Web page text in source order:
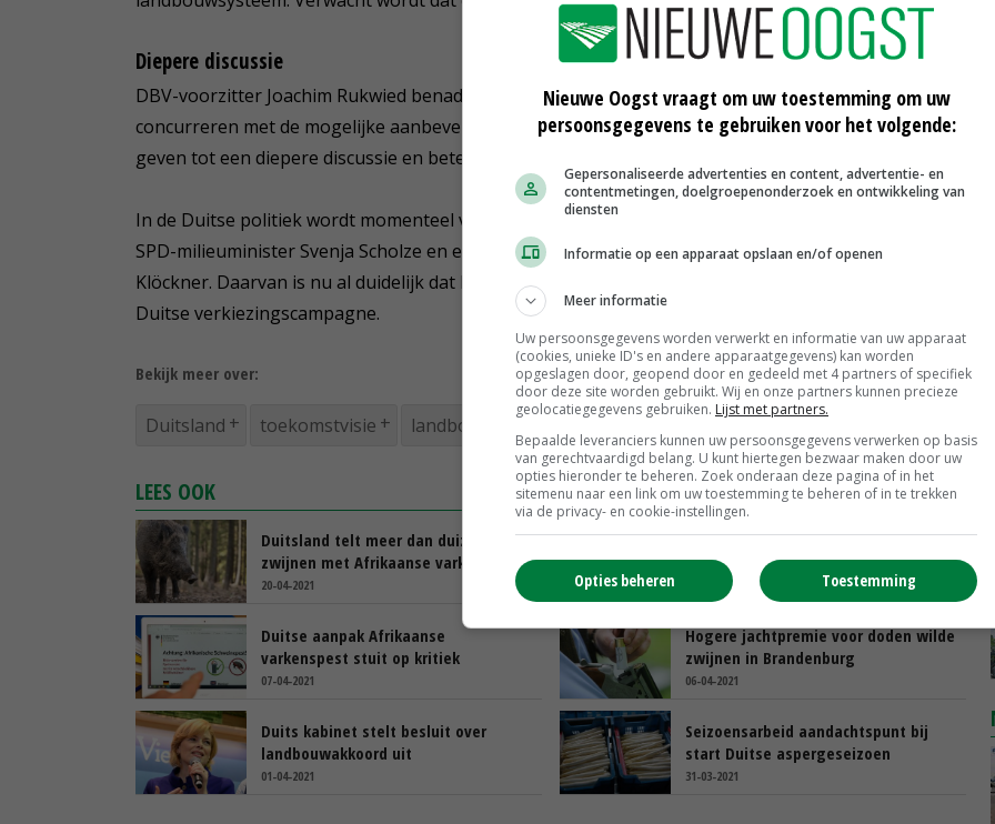
Diepere discussie
DBV-voorzitter Joachim Rukwied benadrukte dat de DBV met zijn toekomstconcept niet wil
concurreren met de mogelijke aanbevelingen van de ZKL. De agrarische sector wil een aanzet
geven tot een diepere discussie en betere oriëntatie op toekomstig landbouwbeleid.
In de Duitse politiek wordt momenteel volop gedebatteerd over een nieuwe dierenwelzijnswet van
SPD-milieuminister Svenja Scholze en een nieuwe Landbouwwet van CDU-landbouwminister Julia
Klöckner. Daarvan is nu al duidelijk dat landbouwzaken een belangrijk onderdeel zullen zijn van de
Duitse verkiezingscampagne.
Bekijk meer over:
Duitsland toekomstvisie landbouwpolitiek
LEES OOK
Duitsland telt meer dan duizend
zwijnen met Afrikaanse varkenspest
20-04-2021
Duitse regio slechter af zonder
vleesverwerker Tönnies
16-04-2021
Duitse aanpak Afrikaanse
varkenspest stuit op kritiek
07-04-2021
Hogere jachtpremie voor doden wilde
zwijnen in Brandenburg
06-04-2021
Duits kabinet stelt besluit over
landbouwakkoord uit
01-04-2021
Seizoensarbeid aandachtspunt bij
start Duitse aspergeseizoen
31-03-2021
Nieuwe Oogst vraagt om uw toestemming om uw
persoonsgegevens te gebruiken voor het volgende:
Gepersonaliseerde advertenties en content, advertentie- en
contentmetingen, doelgroepenonderzoek en ontwikkeling van
diensten
Informatie op een apparaat opslaan en/of openen
Meer informatie
Uw persoonsgegevens worden verwerkt en informatie van uw apparaat
(cookies, unieke ID's en andere apparaatgegevens) kan worden
opgeslagen door, geopend door en gedeeld met 4 partners of specifiek
door deze site worden gebruikt. Wij en onze partners kunnen precieze
geolocatiegegevens gebruiken. Lijst met partners.
Bepaalde leveranciers kunnen uw persoonsgegevens verwerken op basis
van gerechtvaardigd belang. U kunt hiertegen bezwaar maken door uw
opties hieronder te beheren. Zoek onderaan deze pagina of in het
sitemenu naar een link om uw toestemming te beheren of in te trekken
via de privacy- en cookie-instellingen.
Toestemming
Opties beheren